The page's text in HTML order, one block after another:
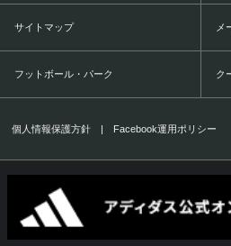
サイトマップ メ
フットボール・パーク ク
個人情報保護方針 | Facebook運用ポリシー
1999-2016 All Rights